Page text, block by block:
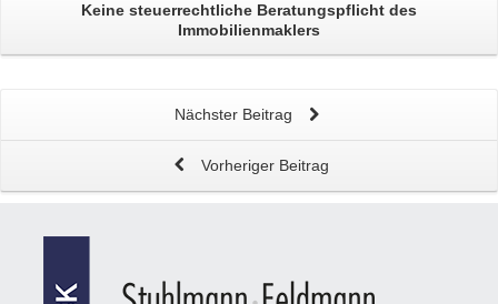
Keine steuerrechtliche Beratungspflicht des
Immobilienmaklers
Nächster Beitrag
Vorheriger Beitrag